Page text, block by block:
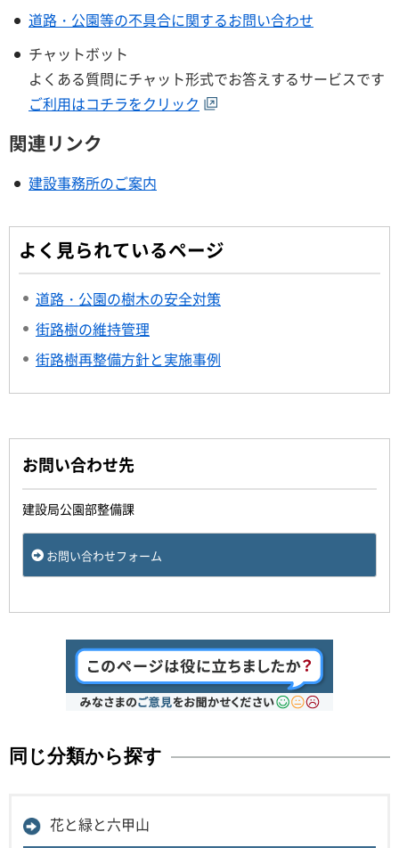
道路・公園等の不具合に関するお問い合わせ
チャットボット
よくある質問にチャット形式でお答えするサービスです
ご利用はコチラをクリック
関連リンク
建設事務所のご案内
よく見られているページ
道路・公園の樹木の安全対策
街路樹の維持管理
街路樹再整備方針と実施事例
お問い合わせ先
建設局公園部整備課
お問い合わせフォーム
同じ分類から探す
花と緑と六甲山